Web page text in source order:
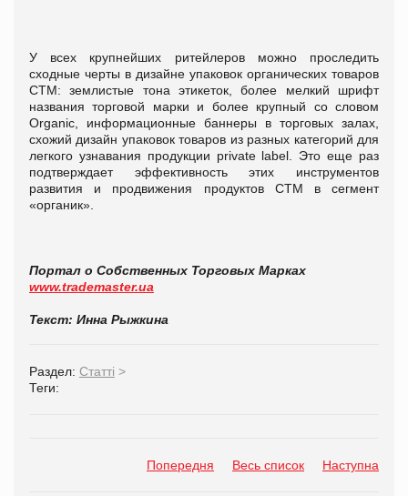
У всех крупнейших ритейлеров можно проследить
сходные черты в дизайне упаковок органических товаров
СТМ: землистые тона этикеток, более мелкий шрифт
названия торговой марки и более крупный со словом
Organic, информационные баннеры в торговых залах,
схожий дизайн упаковок товаров из разных категорий для
легкого узнавания продукции private label. Это еще раз
подтверждает эффективность этих инструментов
развития и продвижения продуктов СТМ в сегмент
«органик».
Портал о Собственных Торговых Марках
www.trademaster.ua
Текст: Инна Рыжкина
Раздел: Статті >
Теги:
Попередня Весь список Наступна